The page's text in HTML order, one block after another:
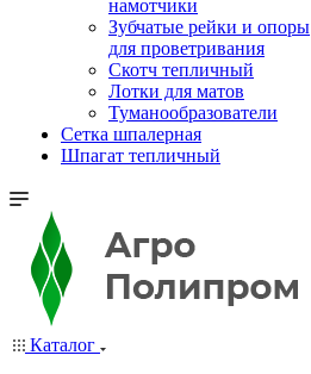
намотчики
Зубчатые рейки и опоры
для проветривания
Скотч тепличный
Лотки для матов
Туманообразователи
Сетка шпалерная
Шпагат тепличный
Каталог